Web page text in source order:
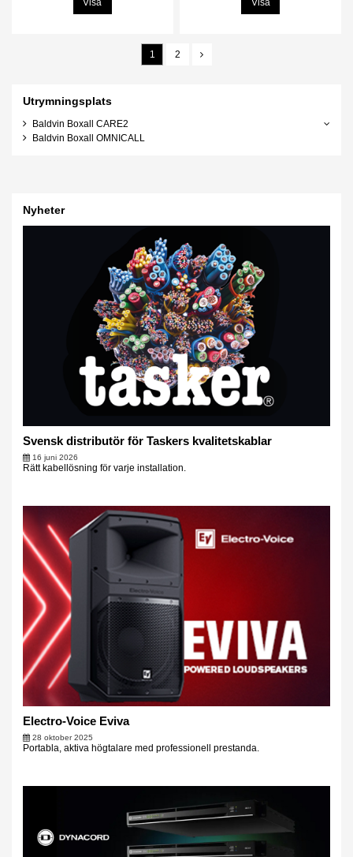
1 2
Utrymningsplats
Baldvin Boxall CARE2
Baldvin Boxall OMNICALL
Nyheter
Svensk distributör för Taskers kvalitetskablar
16 juni 2026
Rätt kabellösning för varje installation.
Electro-Voice Eviva
28 oktober 2025
Portabla, aktiva högtalare med professionell prestanda.